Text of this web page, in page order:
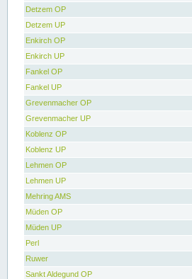
Detzem OP
Detzem UP
Enkirch OP
Enkirch UP
Fankel OP
Fankel UP
Grevenmacher OP
Grevenmacher UP
Koblenz OP
Koblenz UP
Lehmen OP
Lehmen UP
Mehring AMS
Müden OP
Müden UP
Perl
Ruwer
Sankt Aldegund OP